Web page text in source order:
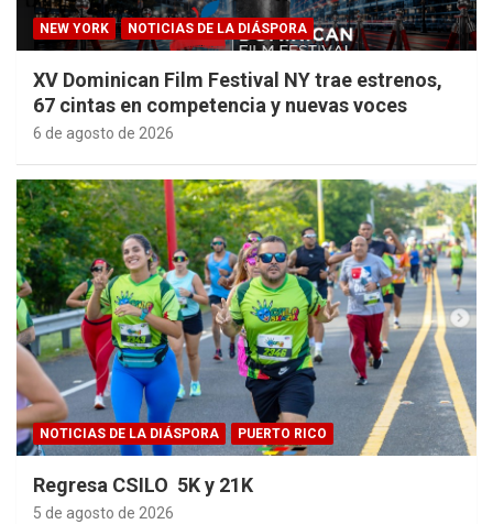
NEW YORK NOTICIAS DE LA DIÁSPORA
XV Dominican Film Festival NY trae estrenos,
67 cintas en competencia y nuevas voces
6 de agosto de 2026
NOTICIAS DE LA DIÁSPORA PUERTO RICO
Regresa CSILO 5K y 21K
5 de agosto de 2026